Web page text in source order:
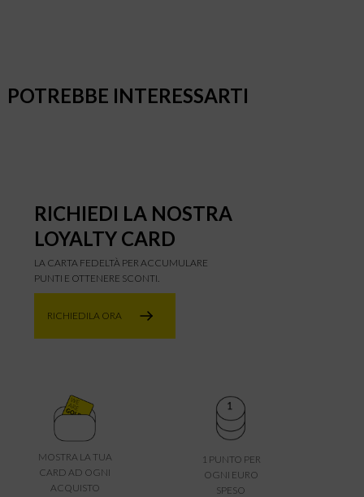
POTREBBE INTERESSARTI
RICHIEDI LA NOSTRA
LOYALTY CARD
LA CARTA FEDELTÀ PER ACCUMULARE
PUNTI E OTTENERE SCONTI.
RICHIEDILA ORA
MOSTRA LA TUA
CARD AD OGNI
ACQUISTO
1 PUNTO PER
OGNI EURO
SPESO